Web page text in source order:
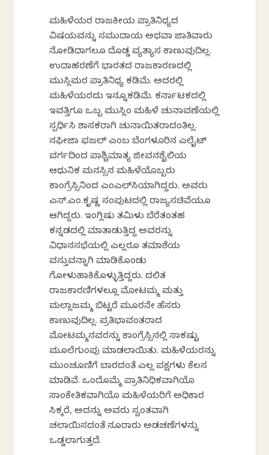
ಮಹಿಳೆಯರ ರಾಜಕೀಯ ಪ್ರಾತಿನಿಧ್ಯದ
ವಿಷಯವನ್ನು ಸಮುದಾಯ ಅಥವಾ ಜಾತಿವಾರು
ನೋಡಿದಾಗಲೂ ದೊಡ್ಡ ವ್ಯತ್ಯಾಸ ಕಾಣುವುದಿಲ್ಲ.
ಉದಾಹರಣೆಗೆ ಭಾರತದ ರಾಜಕಾರಣದಲ್ಲಿ
ಮುಸ್ಲಿಮರ ಪ್ರಾತಿನಿಧ್ಯ ಕಡಿಮೆ. ಅದರಲ್ಲಿ
ಮಹಿಳೆಯರದು ಇನ್ನೂಕಡಿಮೆ. ಕರ್ನಾಟಕದಲ್ಲಿ
ಇವತ್ತಿಗೂ ಒಬ್ಬ ಮುಸ್ಲಿಂ ಮಹಿಳೆ ಚುನಾವಣೆಯಲ್ಲಿ
ಸ್ಪರ್ಧಿಸಿ ಶಾಸಕರಾಗಿ ಚುನಾಯಿತರಾದಂತಿಲ್ಲ.
ನಫೀಜಾ ಫಜಲ್ ಎಂಬ ಬೆಂಗಳೂರಿನ ಎಲೈಟ್
ವರ್ಗದಿಂದ ಪಾಶ್ಚಿಮಾತ್ಯ ಜೀವನಶೈಲಿಯ
ಆಧುನಿಕ ಮನಸ್ಸಿನ ಮಹಿಳೆಯೊಬ್ಬರು
ಕಾಂಗ್ರೆಸ್ಸಿನಿಂದ ಎಂಎಲ್‌ಸಿಯಾಗಿದ್ದರು. ಅವರು
ಎಸ್.ಎಂ.ಕೃಷ್ಣ ಸಂಪುಟದಲ್ಲಿ ರಾಜ್ಯಸಚಿವೆಯೂ
ಆಗಿದ್ದರು. ಇಂಗ್ಲಿಷು ತಮಿಳು ಬೆರೆತಂತಹ
ಕನ್ನಡದಲ್ಲಿ ಮಾತಾಡುತ್ತಿದ್ದ ಅವರನ್ನು
ವಿಧಾನಸಭೆಯಲ್ಲಿ ಎಲ್ಲರೂ ತಮಾಶೆಯ
ವಸ್ತುವನ್ನಾಗಿ ಮಾಡಿಕೊಂಡು
ಗೋಳುಹಾಕಿಕೊಳ್ಳುತ್ತಿದ್ದರು. ದಲಿತ
ರಾಜಕಾರಣಿಗಳಲ್ಲೂ ಮೋಟಮ್ಮ ಮತ್ತು
ಮಲ್ಲಾಜಮ್ಮ ಬಿಟ್ಟರೆ ಮೂರನೇ ಹೆಸರು
ಕಾಣುವುದಿಲ್ಲ. ಪ್ರತಿಭಾವಂತರಾದ
ಮೋಟಮ್ಮನವರನ್ನು ಕಾಂಗ್ರೆಸ್ಸಿನಲ್ಲಿ ಸಾಕಷ್ಟು
ಮೂಲೆಗುಂಪು ಮಾಡಲಾಯಿತು. ಮಹಿಳೆಯರನ್ನು
ಮುಂಚೂಣಿಗೆ ಬಾರದಂತೆ ಎಲ್ಲ ಪಕ್ಷಗಳು ಕೆಲಸ
ಮಾಡಿವೆ. ಒಂದೊಮ್ಮೆ ಪ್ರಾತಿನಿಧಿಕವಾಗಿಯೊ
ಸಾಂಕೇತಿಕವಾಗಿಯೊ ಮಹಿಳೆಯರಿಗೆ ಅಧಿಕಾರ
ಸಿಕ್ಕರೆ, ಅದನ್ನು ಅವರು ಸ್ವಂತವಾಗಿ
ಚಲಾಯಿಸದಂತೆ ನೂರಾರು ಅಡಚಣೆಗಳನ್ನು
ಒಡ್ಡಲಾಗುತ್ತದೆ.